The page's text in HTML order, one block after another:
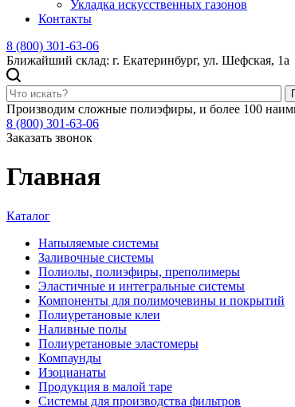
Укладка искусственных газонов
Контакты
8 (800) 301-63-06
Ближайший склад: г. Екатеринбург, ул. Шефская, 1а
Производим сложные полиэфиры, и более 100
8 (800) 301-63-06
Заказать звонок
Главная
Каталог
Напыляемые системы
Заливочные системы
Полиолы, полиэфиры, преполимеры
Эластичные и интегральные системы
Компоненты для полимочевины и покрытий
Полиуретановые клеи
Наливные полы
Полиуретановые эластомеры
Компаунды
Изоцианаты
Продукция в малой таре
Системы для производства фильтров